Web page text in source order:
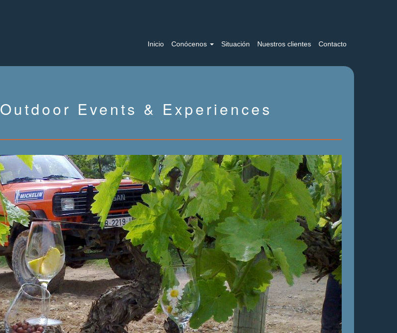
Inicio Conócenos Situación Nuestros clientes Contacto
Outdoor Events & Experiences